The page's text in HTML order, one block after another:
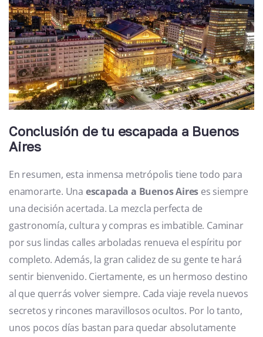
Conclusión de tu escapada a Buenos
Aires
En resumen, esta inmensa metrópolis tiene todo para
enamorarte. Una escapada a Buenos Aires es siempre
una decisión acertada. La mezcla perfecta de
gastronomía, cultura y compras es imbatible. Caminar
por sus lindas calles arboladas renueva el espíritu por
completo. Además, la gran calidez de su gente te hará
sentir bienvenido. Ciertamente, es un hermoso destino
al que querrás volver siempre. Cada viaje revela nuevos
secretos y rincones maravillosos ocultos. Por lo tanto,
unos pocos días bastan para quedar absolutamente